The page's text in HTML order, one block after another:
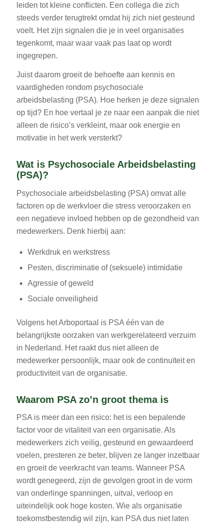
leiden tot kleine conflicten. Een collega die zich
steeds verder terugtrekt omdat hij zich niet gesteund
voelt. Het zijn signalen die je in veel organisaties
tegenkomt, maar waar vaak pas laat op wordt
ingegrepen.
Juist daarom groeit de behoefte aan kennis en
vaardigheden rondom psychosociale
arbeidsbelasting (PSA). Hoe herken je deze signalen
op tijd? En hoe vertaal je ze naar een aanpak die niet
alleen de risico’s verkleint, maar ook energie en
motivatie in het werk versterkt?
Wat is Psychosociale Arbeidsbelasting
(PSA)?
Psychosociale arbeidsbelasting (PSA) omvat alle
factoren op de werkvloer die stress veroorzaken en
een negatieve invloed hebben op de gezondheid van
medewerkers. Denk hierbij aan:
Werkdruk en werkstress
Pesten, discriminatie of (seksuele) intimidatie
Agressie of geweld
Sociale onveiligheid
Volgens het Arboportaal is PSA één van de
belangrijkste oorzaken van werkgerelateerd verzuim
in Nederland. Het raakt dus niet alleen de
medewerker persoonlijk, maar ook de continuïteit en
productiviteit van de organisatie.
Waarom PSA zo’n groot thema is
PSA is meer dan een risico: het is een bepalende
factor voor de vitaliteit van een organisatie. Als
medewerkers zich veilig, gesteund en gewaardeerd
voelen, presteren ze beter, blijven ze langer inzetbaar
en groeit de veerkracht van teams. Wanneer PSA
wordt genegeerd, zijn de gevolgen groot in de vorm
van onderlinge spanningen, uitval, verloop en
uiteindelijk ook hoge kosten. Wie als organisatie
toekomstbestendig wil zijn, kan PSA dus niet laten